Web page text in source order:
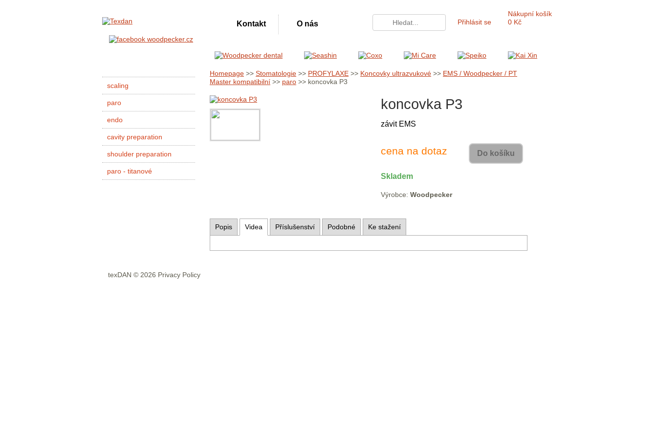
Kontakt O nás Přihlásit se
Nákupní košík
0 Kč
scaling
paro
endo
cavity preparation
shoulder preparation
paro - titanové
Homepage >> Stomatologie >> PROFYLAXE >> Koncovky ultrazvukové >> EMS / Woodpecker / PT
Master kompatibilní >> paro >> koncovka P3
koncovka P3
závit EMS
cena na dotaz Do košíku
Skladem
Výrobce: Woodpecker
Popis Videa Příslušenství Podobné Ke stažení
texDAN © 2026 Privacy Policy